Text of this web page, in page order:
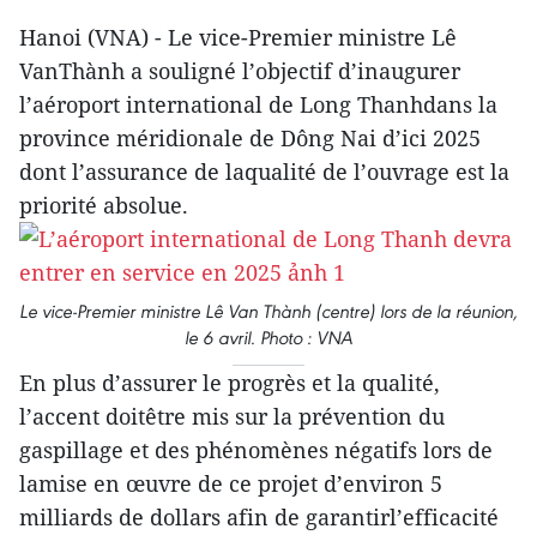
Hanoi (VNA) - Le vice-Premier ministre Lê
VanThành a souligné l’objectif d’inaugurer
l’aéroport international de Long Thanhdans la
province méridionale de Dông Nai d’ici 2025
dont l’assurance de laqualité de l’ouvrage est la
priorité absolue.
Le vice-Premier ministre Lê Van Thành (centre) lors de la réunion,
le 6 avril. Photo : VNA
En plus d’assurer le progrès et la qualité,
l’accent doitêtre mis sur la prévention du
gaspillage et des phénomènes négatifs lors de
lamise en œuvre de ce projet d’environ 5
milliards de dollars afin de garantirl’efficacité